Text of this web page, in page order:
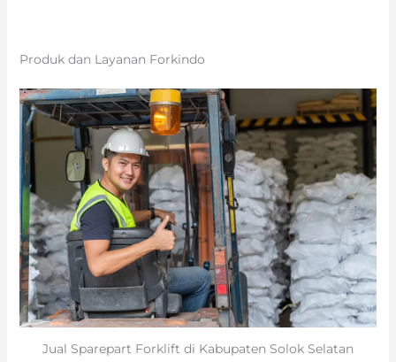
Produk dan Layanan Forkindo
Jual Sparepart Forklift di Kabupaten Solok Selatan